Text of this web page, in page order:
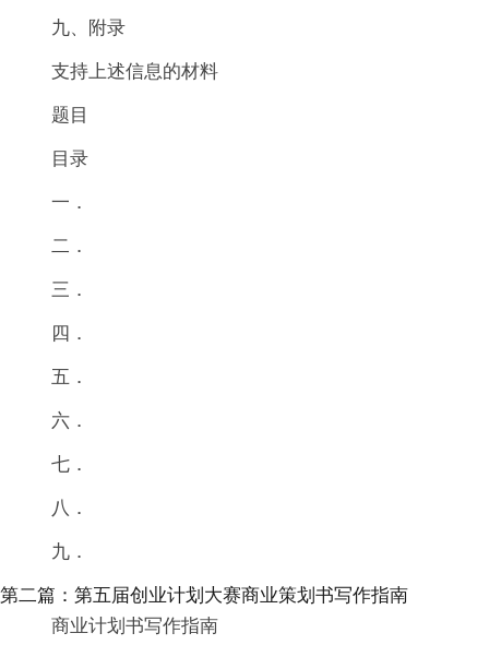
九、附录
支持上述信息的材料
题目
目录
一．
二．
三．
四．
五．
六．
七．
八．
九．
第二篇：第五届创业计划大赛商业策划书写作指南
商业计划书写作指南